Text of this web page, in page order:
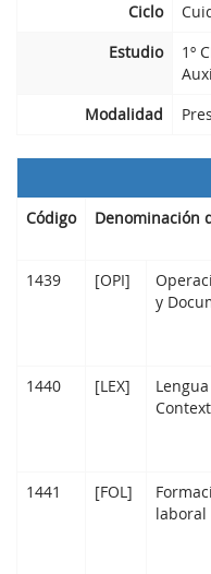
Ciclo
Estudio
1º
Modalidad
Código
Denominación
1439
[OPI]
y
1440
[LEX]
1441
[FOL]
laboral